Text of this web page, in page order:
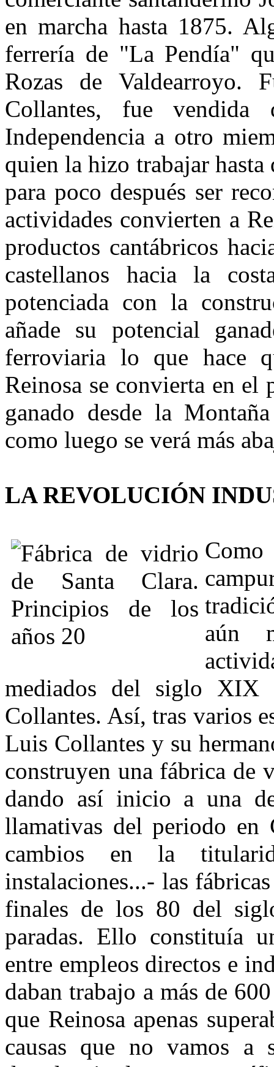
en marcha hasta 1875.
ferrería de "La Pendía"
Rozas de Valdearroyo.
Collantes, fue
Independencia a otro
quien la hizo trabajar
para poco después ser
actividades convierten a
productos cantábricos
castellanos hacia la
potenciada con la
añade su potencial
ferroviaria lo que hace
Reinosa se convierta en
ganado desde la
como luego se verá más
LA REVOLUCIÓN
aún
mediados del siglo XIX
Collantes. Así, tras varios
Luis Collantes y su
construyen una fábrica de
dando así inicio a una
llamativas del periodo en
cambios en la
instalaciones...- las
finales de los 80 del
paradas. Ello constituía
entre empleos directos e
daban trabajo a más de
que Reinosa apenas
causas que no vamos a